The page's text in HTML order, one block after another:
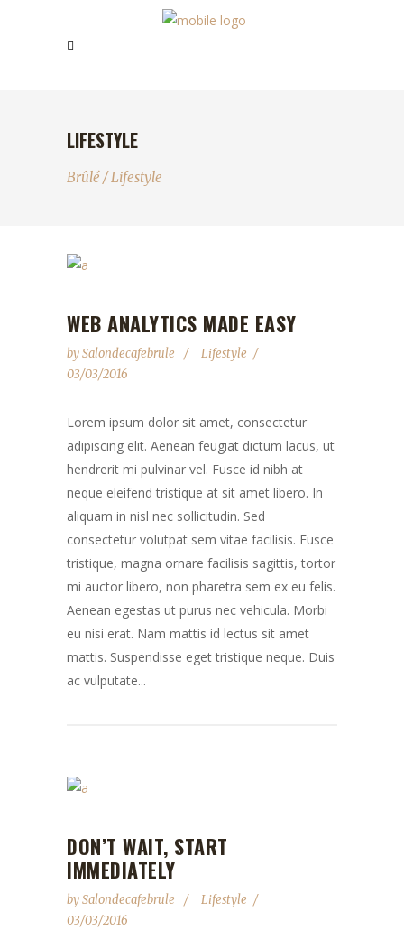
LIFESTYLE
Brûlé/Lifestyle
WEB ANALYTICS MADE EASY
bySalondecafebrule
Lifestyle
03/03/2016
Lorem ipsum dolor sit amet, consectetur
adipiscing elit. Aenean feugiat dictum lacus, ut
hendrerit mi pulvinar vel. Fusce id nibh at
neque eleifend tristique at sit amet libero. In
aliquam in nisl nec sollicitudin. Sed
consectetur volutpat sem vitae facilisis. Fusce
tristique, magna ornare facilisis sagittis, tortor
mi auctor libero, non pharetra sem ex eu felis.
Aenean egestas ut purus nec vehicula. Morbi
eu nisi erat. Nam mattis id lectus sit amet
mattis. Suspendisse eget tristique neque. Duis
ac vulputate...
DON’T WAIT, START
IMMEDIATELY
bySalondecafebrule
Lifestyle
03/03/2016